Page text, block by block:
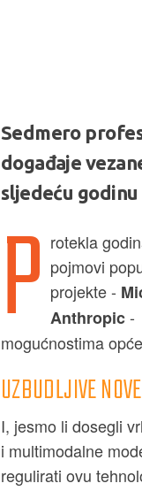
Sedmero
događaje
sljedeću godinu
P rotekla
pojmovi
projekte -
Anthropic-
mogućnostima
UZBUDLJIVE
I, jesmo li dosegli
i multimodalne
regulirati ovu